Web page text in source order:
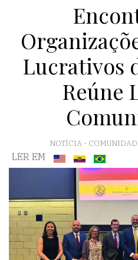
Lucrativos
Reúne
NOTÍCIA -
LER EM